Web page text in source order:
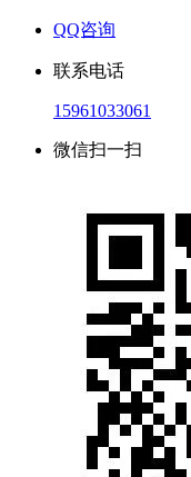
QQ咨询
联系电话
15961033061
微信扫一扫